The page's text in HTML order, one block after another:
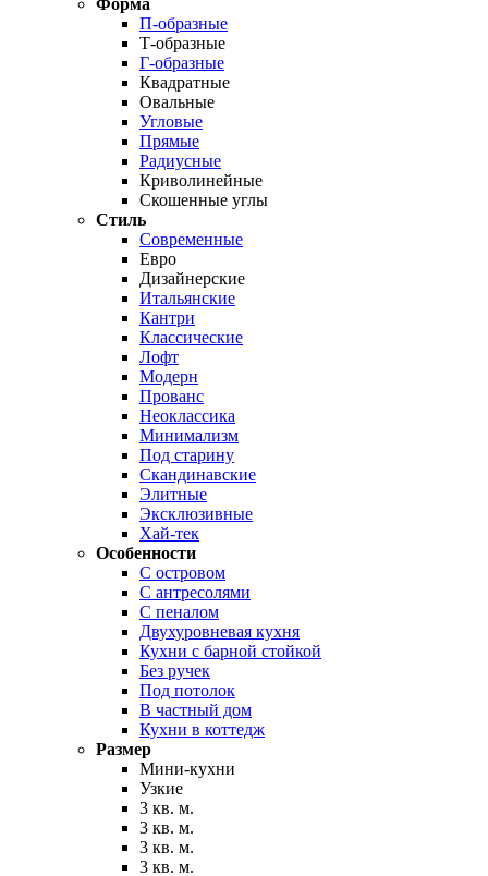
Форма
П-образные
Т-образные
Г-образные
Квадратные
Овальные
Угловые
Прямые
Радиусные
Криволинейные
Скошенные углы
Стиль
Современные
Евро
Дизайнерские
Итальянские
Кантри
Классические
Лофт
Модерн
Прованс
Неоклассика
Минимализм
Под старину
Скандинавские
Элитные
Эксклюзивные
Хай-тек
Особенности
С островом
С антресолями
С пеналом
Двухуровневая кухня
Кухни с барной стойкой
Без ручек
Под потолок
В частный дом
Кухни в коттедж
Размер
Мини-кухни
Узкие
3 кв. м.
3 кв. м.
3 кв. м.
3 кв. м.